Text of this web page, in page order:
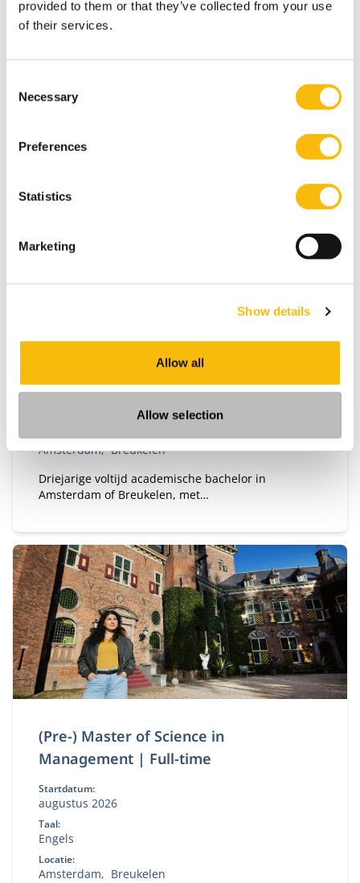
provided to them or that they’ve collected from your use
of their services.
Selection
Necessary
Preferences
Statistics
Marketing
Show details
Allow all
Allow selection
Gerelateerde opleidingen
Bachelor of Science in Business
Locatie:
Amsterdam
Breukelen
Driejarige voltijd academische bachelor in
Amsterdam of Breukelen, met
(Pre-) Master of Science in
Management | Full-time
Startdatum:
augustus 2026
Taal:
Engels
Locatie:
Amsterdam
Breukelen